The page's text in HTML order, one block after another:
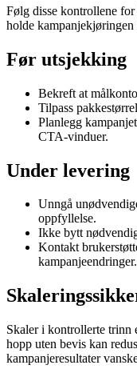
Følg disse kontrollene for
holde kampanjekjøringen
Før utsjekking
Bekreft at
Tilpass
Planlegg
CTA-vinduer.
Under levering
Unngå
oppfyllelse.
Ikke bytt
Kontakt
kampanjeendringer.
Skaler i kontrollerte trinn
hopp uten bevis kan
kampanjeresultater